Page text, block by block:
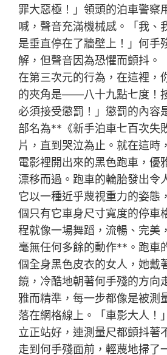
罪大惡極！」領頭的泊車警察
喊，聲音充滿機械感。「我、
是垂直停在了牆壁上！」何手
解，但聲音因為恐懼而顫抖。
在第三次元的行為，在這裡，
的夾角是——八十九點七度！
必須接受懲罰！」懲罰的內容
部名為**《新手泊車七百次失
片，直到哭泣為止。就在這時
電影裡開出來的黑色跑車，優
漂移而過。跑車的輪胎發出令
它以一種近乎蔑視重力的姿態
個只有它車身尺寸寬度的停車
程就像一場舞蹈，流暢、完美
毫無任何多餘的動作**。跑車
個全身黑色皮衣的女人，她戴
鏡，冷酷地朝著何手殘的方向
雅而精準，每一步都像是被測
落在網格線上。「車影大人！
立正站好，連測量尺都顫抖著
走到何手殘面前，輕蔑地掃了